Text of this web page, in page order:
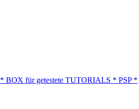
* BOX für getestete TUTORIALS * PSP *